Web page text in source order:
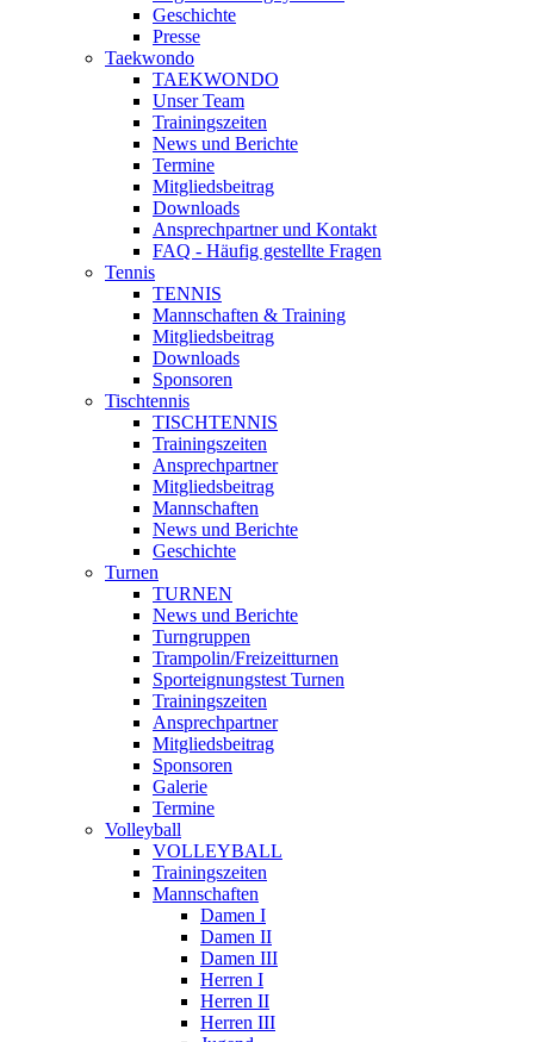
Geschichte
Presse
Taekwondo
TAEKWONDO
Unser Team
Trainingszeiten
News und Berichte
Termine
Mitgliedsbeitrag
Downloads
Ansprechpartner und Kontakt
FAQ - Häufig gestellte Fragen
Tennis
TENNIS
Mannschaften & Training
Mitgliedsbeitrag
Downloads
Sponsoren
Tischtennis
TISCHTENNIS
Trainingszeiten
Ansprechpartner
Mitgliedsbeitrag
Mannschaften
News und Berichte
Geschichte
Turnen
TURNEN
News und Berichte
Turngruppen
Trampolin/Freizeitturnen
Sporteignungstest Turnen
Trainingszeiten
Ansprechpartner
Mitgliedsbeitrag
Sponsoren
Galerie
Termine
Volleyball
VOLLEYBALL
Trainingszeiten
Mannschaften
Damen I
Damen II
Damen III
Herren I
Herren II
Herren III